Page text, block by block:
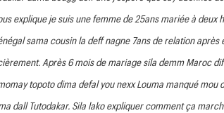
explique je suis une femme de 25ans mariée à
sama cousin la deff nagne 7ans de relation
Après 6 mois de mariage sila demm Maroc
topoto dima defal you nexx Louma manqué
dall Tutodakar. Sila lako expliquer comment ça